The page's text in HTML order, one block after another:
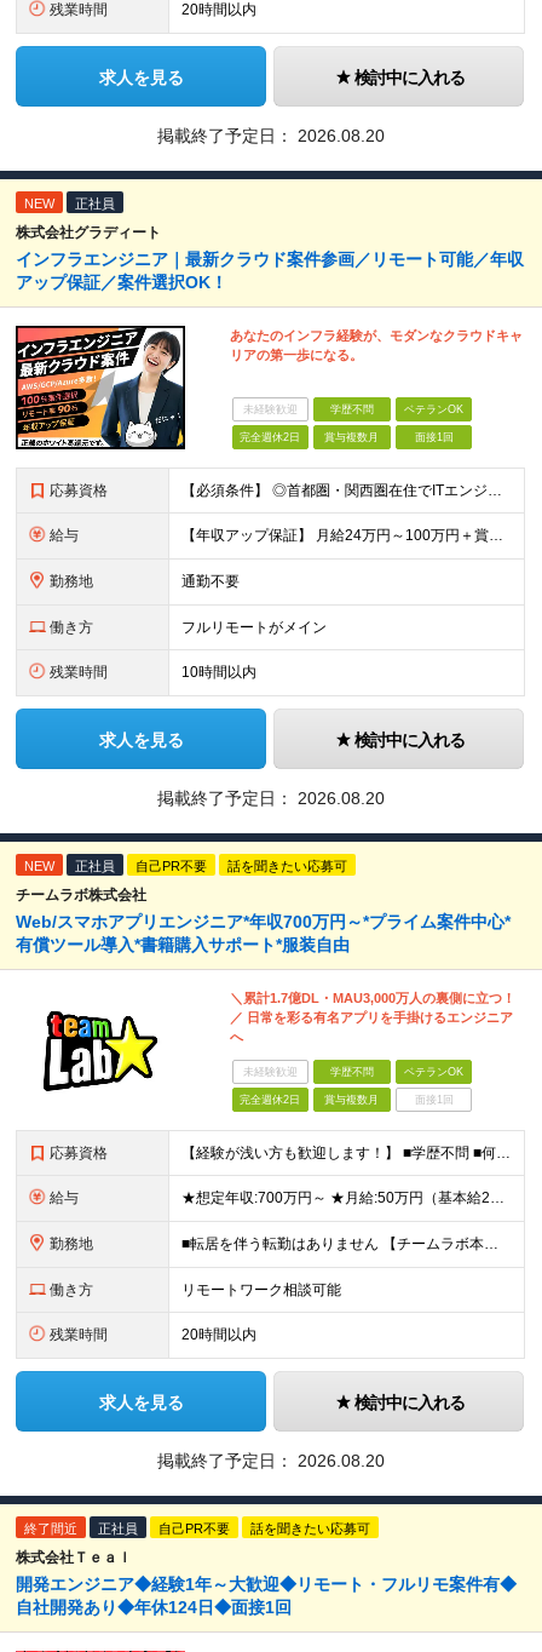
残業時間 20時間以内
求人を見る 検討中に入れる
掲載終了予定日： 2026.08.20
NEW 正社員
株式会社グラディート
インフラエンジニア｜最新クラウド案件参画／リモート可能／年収
アップ保証／案件選択OK！
あなたのインフラ経験が、モダンなクラウドキャ
リアの第一歩になる。
未経験歓迎 学歴不問 ベテランOK
完全週休2日 賞与複数月 面接1回
応募資格 【必須条件】 ◎⾸都圏・関⻄圏在住でITエンジニアとしての実務経験が3年以上ある⽅（開発・インフラいずれも歓迎） →⾸都圏（東京、神奈川、千葉、埼⽟）、関⻄圏（⼤阪、兵庫、京都）在住のITエンジニア採
給与 【年収アップ保証】 月給24万円～100万円＋賞与（年3回）＋諸手当 ◆想定年収432万円〜1200万円(経験・スキルを考慮し決定) ※年収アップ保証付帯 ◆基本給には⽉20時間分の固定残業代(31,
勤務地 通勤不要
働き方 フルリモートがメイン
残業時間 10時間以内
求人を見る 検討中に入れる
掲載終了予定日： 2026.08.20
NEW 正社員 自己PR不要 話を聞きたい応募可
チームラボ株式会社
Web/スマホアプリエンジニア*年収700万円～*プライム案件中心*
有償ツール導入*書籍購入サポート*服装自由
＼累計1.7億DL・MAU3,000万人の裏側に立つ！
／ 日常を彩る有名アプリを手掛けるエンジニア
へ
未経験歓迎 学歴不問 ベテランOK
完全週休2日 賞与複数月 面接1回
応募資格 【経験が浅い方も歓迎します！】 ■学歴不問 ■何らかのプログラミング言語を用いた開発実務経験3年以上(言語不問) ＼こんな方に向いています／ ・有名アプリや数千万規模のサービス開発に携わりたい方 ・
給与 ★想定年収:700万円～ ★月給:50万円（基本給22万円〜＋諸手当21万円1250円～） ※上記に固定残業代（68,750円/月40時間分）を含む。超過分は別途支給 ※試用期間3ヵ月あり。期間中の
勤務地 ■転居を伴う転勤はありません 【チームラボ本社】 東京都千代田区神田小川町2-12 小川町進興ビル チームラボ本社他、会社が指定する場所 ※原則出社ですが、合理的な理由がある場合はリモート(在宅勤
働き方 リモートワーク相談可能
残業時間 20時間以内
求人を見る 検討中に入れる
掲載終了予定日： 2026.08.20
終了間近 正社員 自己PR不要 話を聞きたい応募可
株式会社Ｔｅａｌ
開発エンジニア◆経験1年～大歓迎◆リモート・フルリモ案件有◆
自社開発あり◆年休124日◆面接1回